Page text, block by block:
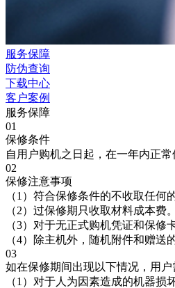
服务保障
防伪查询
下载中心
客户案例
服务保障
01
保修条件
自用户购机之日起，在一年内正
02
保修注意事项
（1）符合保修条件的不收取任何
（2）过保修期只收取材料成本费。
（3）对于无正式购机凭证和保修
（4）除主机外，随机附件和赠送
03
如在保修期间出现以下情况，用户
（1）对于人为因素造成的机器